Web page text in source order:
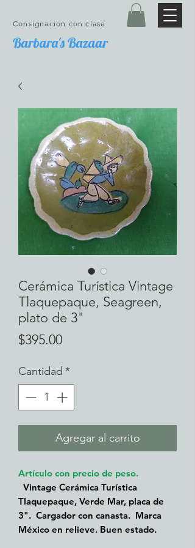
Barbara's Bazaar
Consignacion con clase
Cerámica Turística Vintage
Tlaquepaque, Seagreen,
plato de 3"
$395.00Precio
Cantidad *
Agregar al carrito
Artículo con precio de peso.
Vintage Cerámica Turística
Tlaquepaque, Verde Mar, placa de
3". Cargador con canasta. Marca
México en relieve. Buen estado.